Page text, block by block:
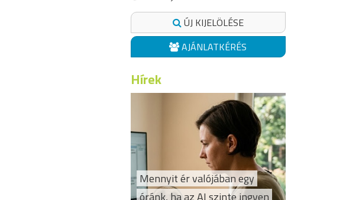
ÚJ KIJELÖLÉSE
AJÁNLATKÉRÉS
Hírek
Mennyit ér valójában egy
óránk, ha az AI szinte ingyen